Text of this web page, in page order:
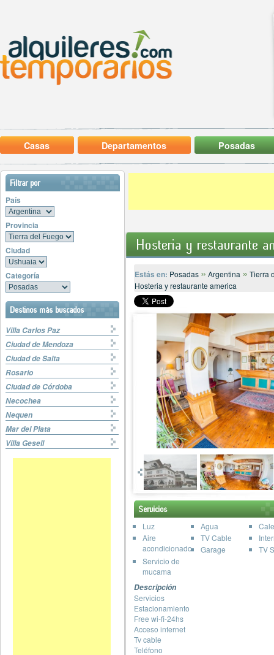
Casas Departamentos Posadas
Filtrar por
País
Provincia
Ciudad
Categoría
Destinos más buscados
Villa Carlos Paz
Ciudad de Mendoza
Ciudad de Salta
Rosario
Ciudad de Córdoba
Necochea
Nequen
Mar del Plata
Villa Gesell
Hosteria y restaurante
Estás en: Posadas » Argentina » Tierra
Hosteria y restaurante america
Servicios
Luz Agua
Aire
acondicionado
TV Cable
Garage
TV
Servicio de
mucama
Descripción
Servicios
Estacionamiento
Free wi-fi-24hs
Acceso internet
Tv cable
Teléfono